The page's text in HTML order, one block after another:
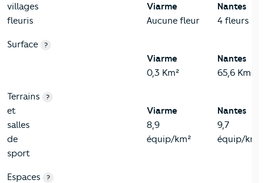
villages
fleuris
Viarme
Aucune fleur
Nantes
4 fleurs
Surface ?
Viarme
0,3 Km²
Nantes
65,6 Km²
Terrains
et
salles
de
sport
?
Viarme
8,9
équip/km²
Nantes
9,7
équip/km²
Espaces
?